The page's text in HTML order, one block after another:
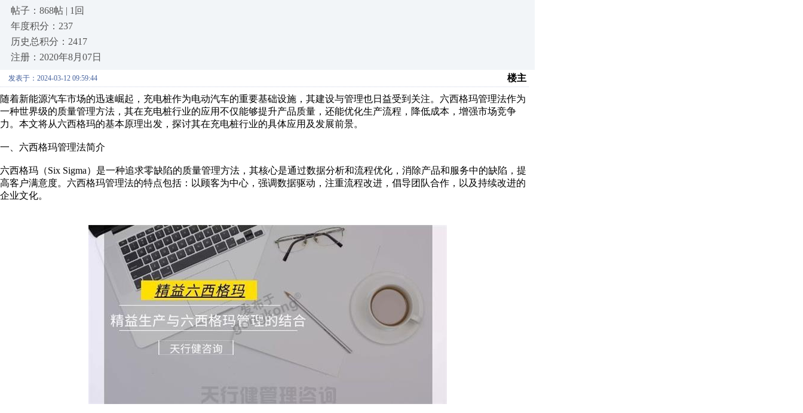
帖子：868帖 | 1回
年度积分：237
历史总积分：2417
注册：2020年8月07日
发表于：2024-03-12 09:59:44 楼主
随着新能源汽车市场的迅速崛起，充电桩作为电动汽车的重要基础设施，其建设与管理也日益受到关注。六西格玛管理法作为
一种世界级的质量管理方法，其在充电桩行业的应用不仅能够提升产品质量，还能优化生产流程，降低成本，增强市场竞争
力。本文将从六西格玛的基本原理出发，探讨其在充电桩行业的具体应用及发展前景。
一、六西格玛管理法简介
六西格玛（Six Sigma）是一种追求零缺陷的质量管理方法，其核心是通过数据分析和流程优化，消除产品和服务中的缺陷，提
高客户满意度。六西格玛管理法的特点包括：以顾客为中心，强调数据驱动，注重流程改进，倡导团队合作，以及持续改进的
企业文化。